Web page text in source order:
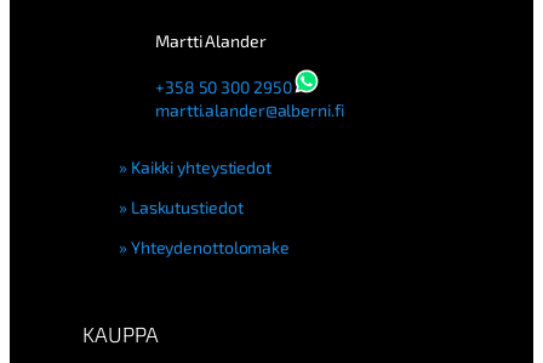
Martti Alander
+358 50 300 2950
martti.alander@alberni.fi
Kaikki yhteystiedot
Laskutustiedot
Yhteydenottolomake
KAUPPA